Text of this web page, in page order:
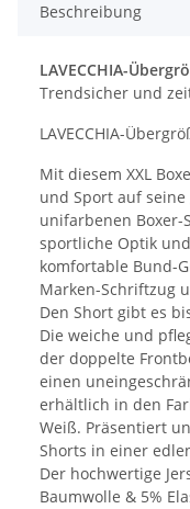
Beschreibung
LAVECCHIA-
Trendsicher und
LAVECCHIA-
Mit diesem XXL
und Sport auf
unifarbenen Boxer-
sportliche Optik
komfortable Bund-
Marken-Schriftzug
Den Short gibt es
Die weiche und
der doppelte
einen
erhältlich in den
Weiß. Präsentiert
Shorts in einer
Der hochwertige
Baumwolle & 5%